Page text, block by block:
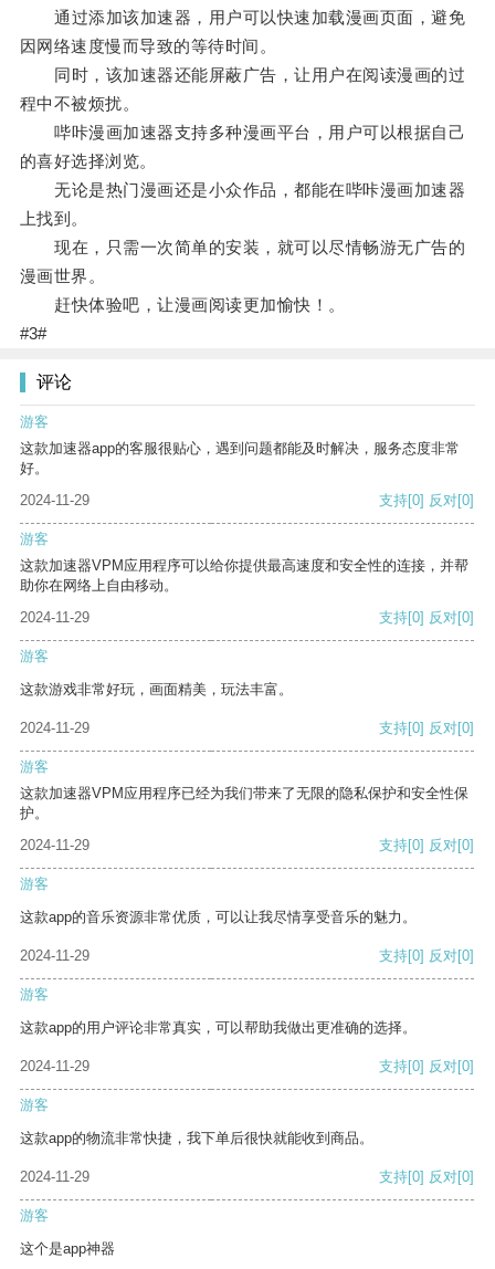
通过添加该加速器，用户可以快速加载漫画页面，避免
因网络速度慢而导致的等待时间。
同时，该加速器还能屏蔽广告，让用户在阅读漫画的过
程中不被烦扰。
哔咔漫画加速器支持多种漫画平台，用户可以根据自己
的喜好选择浏览。
无论是热门漫画还是小众作品，都能在哔咔漫画加速器
上找到。
现在，只需一次简单的安装，就可以尽情畅游无广告的
漫画世界。
赶快体验吧，让漫画阅读更加愉快！。
#3#
评论
游客
这款加速器app的客服很贴心，遇到问题都能及时解决，服务态度非常
好。
2024-11-29
支持[0] 反对[0]
游客
这款加速器VPM应用程序可以给你提供最高速度和安全性的连接，并帮
助你在网络上自由移动。
2024-11-29
支持[0] 反对[0]
游客
这款游戏非常好玩，画面精美，玩法丰富。
2024-11-29 支持[0] 反对[0]
游客
这款加速器VPM应用程序已经为我们带来了无限的隐私保护和安全性保
护。
2024-11-29
支持[0] 反对[0]
游客
这款app的音乐资源非常优质，可以让我尽情享受音乐的魅力。
2024-11-29 支持[0] 反对[0]
游客
这款app的用户评论非常真实，可以帮助我做出更准确的选择。
2024-11-29 支持[0] 反对[0]
游客
这款app的物流非常快捷，我下单后很快就能收到商品。
2024-11-29 支持[0] 反对[0]
游客
这个是app神器